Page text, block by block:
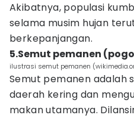
Akibatnya, populasi
selama musim hujan
berkepanjangan.
5.Semut pemanen
ilustrasi semut pemanen
Semut pemanen adalah
daerah kering dan
makan utamanya.